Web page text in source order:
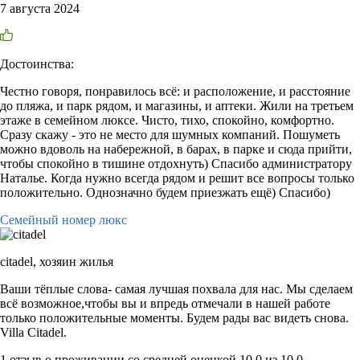
7 августа 2024
Достоинства:
Честно говоря, понравилось всё: и расположение, и расстояние
до пляжа, и парк рядом, и магазины, и аптеки. Жили на третьем
этаже в семейном люксе. Чисто, тихо, спокойно, комфортно.
Сразу скажу - это не место для шумных компаний. Пошуметь
можно вдоволь на набережной, в барах, в парке и сюда прийти,
чтобы спокойно в тишине отдохнуть) Спасибо администратору
Наталье. Когда нужно всегда рядом и решит все вопросы только
положительно. Однозначно будем приезжать ещё) Спасибо)
Семейный номер люкс
citadel, хозяин жилья
Ваши тёплые слова- самая лучшая похвала для нас. Мы сделаем
всё возможное,чтобы вы и впредь отмечали в нашей работе
только положительные моменты. Будем рады вас видеть снова.
Villa Citadel.